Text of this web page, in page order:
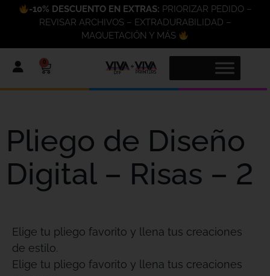
-10% DESCUENTO EN EXTRAS: PRIORIZAR PEDIDO –
REVISAR ARCHIVOS – EXTRADURABILIDAD –
MAQUETACIÓN Y MÁS
0
Pliego de Diseño
Digital – Risas – 2
Elige tu pliego favorito y llena tus creaciones
de estilo.
Elige tu pliego favorito y llena tus creaciones